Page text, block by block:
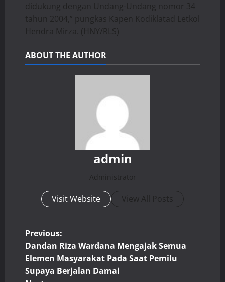
didukung dengan Undang-Undang nomor 34
tahun 2004,” pungkas Kapen Kodiklatad Letkol
Hendra Mirza. (HNY/RLS)
ABOUT THE AUTHOR
admin
Administrator
Visit Website View All Posts
P
o
Previous:
Dandan Riza Wardana Mengajak Semua
Elemen Masyarakat Pada Saat Pemilu
Supaya Berjalan Damai